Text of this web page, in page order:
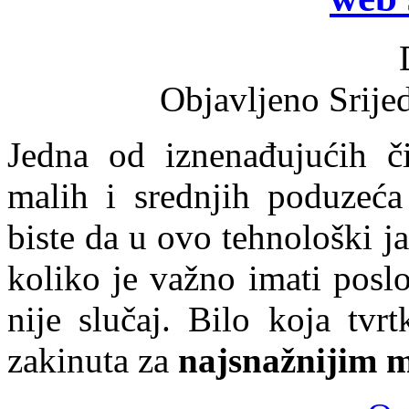
Objavljeno
Jedna od iznenađujućih
malih i srednjih
biste da u ovo tehnološki
koliko je važno imati
nije slučaj. Bilo koja
zakinuta za najsnažnijim